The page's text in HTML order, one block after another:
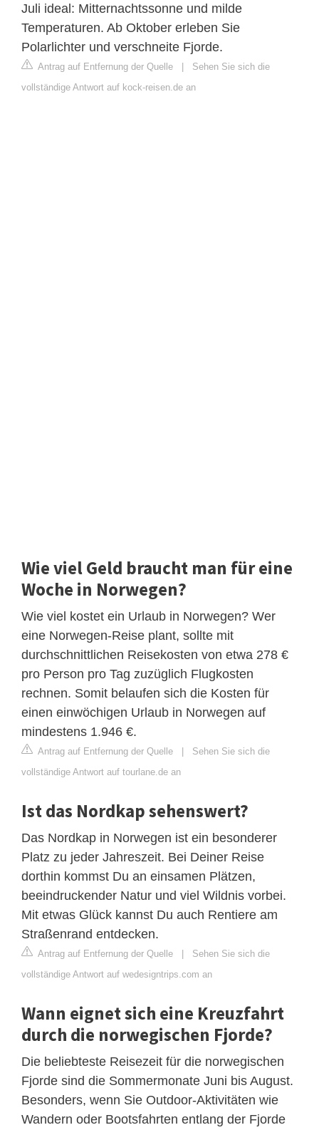
Juli ideal: Mitternachtssonne und milde
Temperaturen. Ab Oktober erleben Sie
Polarlichter und verschneite Fjorde.
Antrag auf Entfernung der Quelle | Sehen Sie sich die
vollständige Antwort auf kock-reisen.de an
Wie viel Geld braucht man für eine
Woche in Norwegen?
Wie viel kostet ein Urlaub in Norwegen? Wer
eine Norwegen-Reise plant, sollte mit
durchschnittlichen Reisekosten von etwa 278 €
pro Person pro Tag zuzüglich Flugkosten
rechnen. Somit belaufen sich die Kosten für
einen einwöchigen Urlaub in Norwegen auf
mindestens 1.946 €.
Antrag auf Entfernung der Quelle | Sehen Sie sich die
vollständige Antwort auf tourlane.de an
Ist das Nordkap sehenswert?
Das Nordkap in Norwegen ist ein besonderer
Platz zu jeder Jahreszeit. Bei Deiner Reise
dorthin kommst Du an einsamen Plätzen,
beeindruckender Natur und viel Wildnis vorbei.
Mit etwas Glück kannst Du auch Rentiere am
Straßenrand entdecken.
Antrag auf Entfernung der Quelle | Sehen Sie sich die
vollständige Antwort auf wedesigntrips.com an
Wann eignet sich eine Kreuzfahrt
durch die norwegischen Fjorde?
Die beliebteste Reisezeit für die norwegischen
Fjorde sind die Sommermonate Juni bis August.
Besonders, wenn Sie Outdoor-Aktivitäten wie
Wandern oder Bootsfahrten entlang der Fjorde